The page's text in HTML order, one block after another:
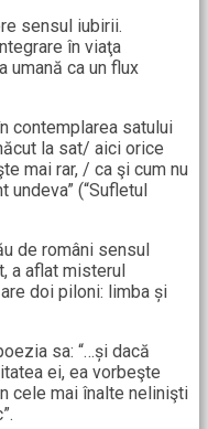
sensul iubirii.
în viaţa
umană ca un flux
contemplarea satului
la sat/ aici orice
mai rar, / ca şi cum nu
(“Sufletul
de români sensul
a aflat misterul
doi piloni: limba și
sa: “…și dacă
ei, ea vorbeşte
cele mai înalte nelinişti